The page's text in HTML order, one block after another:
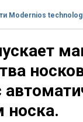
Modernios
носка.